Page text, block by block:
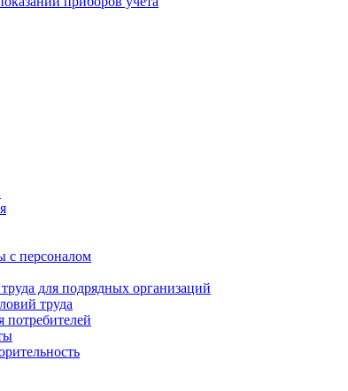
с персоналом
для подрядных организаций
труда
потребителей